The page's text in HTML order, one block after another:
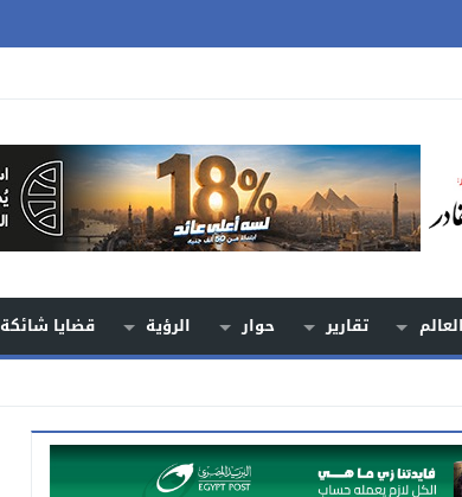
العالم تقارير حوار الرؤية قضايا شائكة